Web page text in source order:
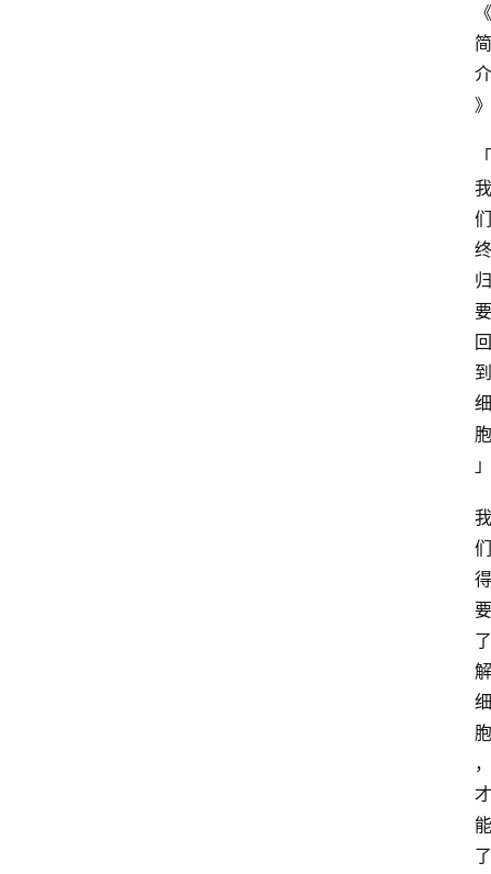
《
简
介
》
「
我
们
终
归
要
回
到
细
胞
」
我
们
得
要
了
解
细
胞
，
才
能
了